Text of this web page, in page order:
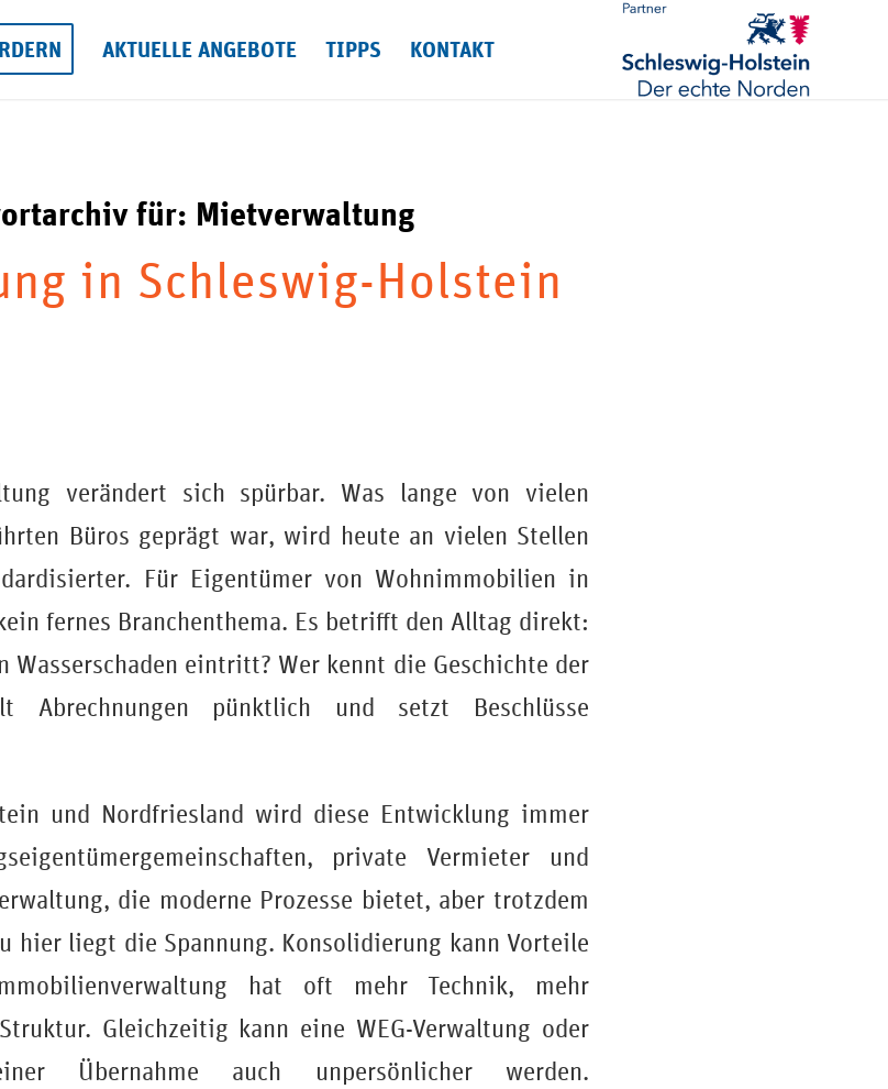
AKTUELLE ANGEBOTE TIPPS KONTAKT
für: Mietverwaltung
in Schleswig-Holstein
verändert sich spürbar. Was lange von vielen
Büros geprägt war, wird heute an vielen Stellen
Für Eigentümer von Wohnimmobilien in
fernes Branchenthema. Es betrifft den Alltag direkt:
Wasserschaden eintritt? Wer kennt die Geschichte der
Abrechnungen pünktlich und setzt Beschlüsse
und Nordfriesland wird diese Entwicklung immer
private Vermieter und
die moderne Prozesse bietet, aber trotzdem
hier liegt die Spannung. Konsolidierung kann Vorteile
hat oft mehr Technik, mehr
Gleichzeitig kann eine WEG-Verwaltung oder
Übernahme auch unpersönlicher werden.